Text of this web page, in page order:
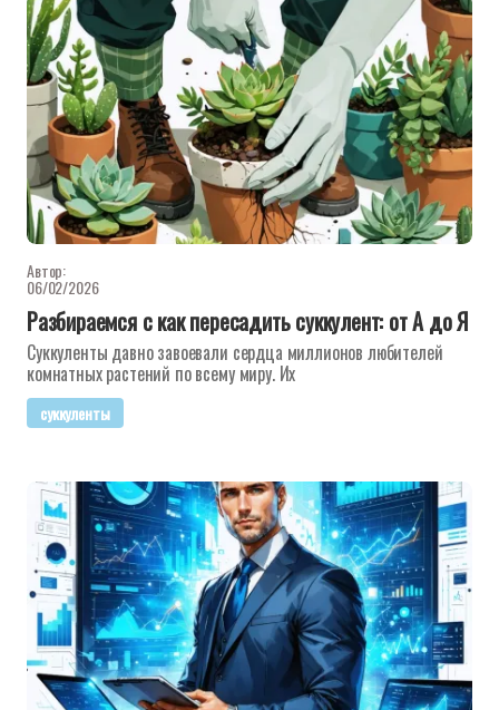
Автор:
06/02/2026
Разбираемся с как пересадить суккулент: от А до Я
Суккуленты давно завоевали сердца миллионов любителей
комнатных растений по всему миру. Их
суккуленты